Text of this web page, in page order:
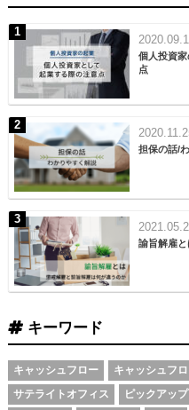
個人投資
点
担保の話/
諭旨解雇
キーワード
キャッシュフロー キャッシュフ
サテライトオフィス
ピックアップ